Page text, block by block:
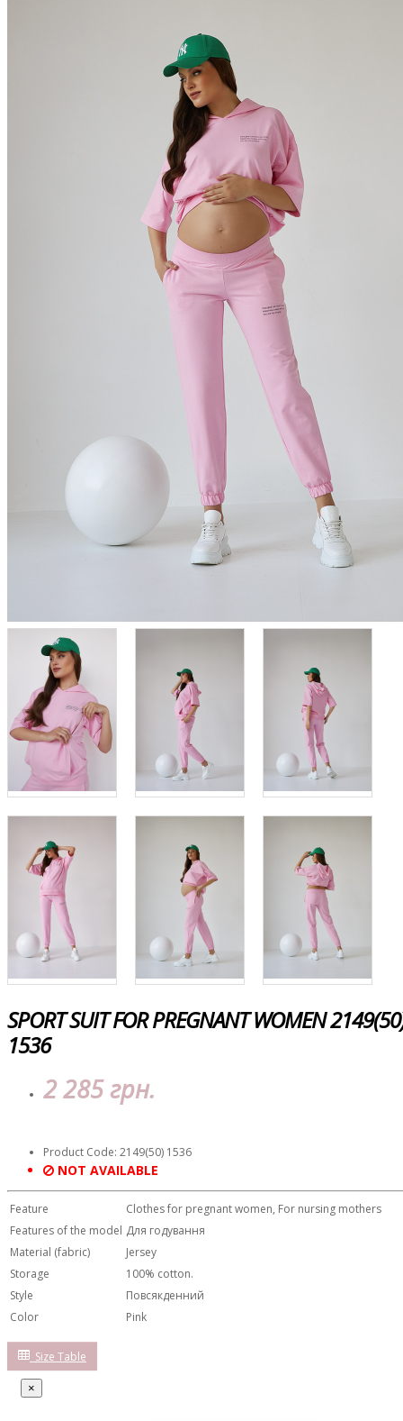
SPORT SUIT FOR PREGNANT WOMEN
1536
2 285 грн.
Product Code: 2149(50) 1536
NOT AVAILABLE
Feature
Clothes for pregnant women, For nursing mothers
Features of the model Для годування
Material (fabric)
Jersey
Storage
100% cotton.
Style
Повсякденний
Color
Pink
Size Table
×